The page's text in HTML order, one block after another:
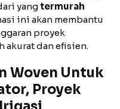
yangtermurah
ini akan membantu
proyek
akurat dan efisien.
Woven Untuk
Proyek